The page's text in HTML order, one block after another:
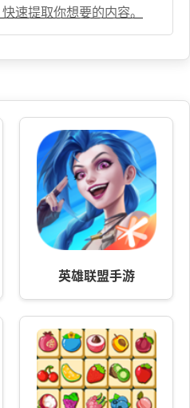
速提取你想要的内容。
英雄联盟手游